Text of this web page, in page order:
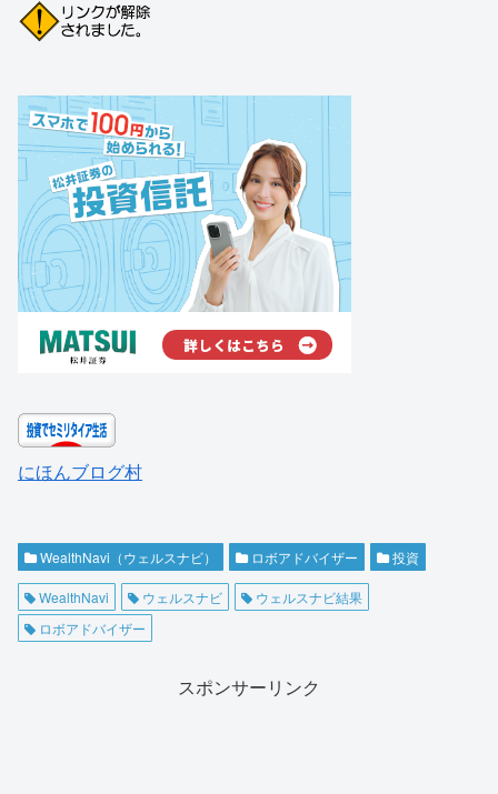
にほんブログ村
WealthNavi（ウェルスナビ） ロボアドバイザー 投資
WealthNavi ウェルスナビ
ウェルスナビ結果
ロボアドバイザー
スポンサーリンク